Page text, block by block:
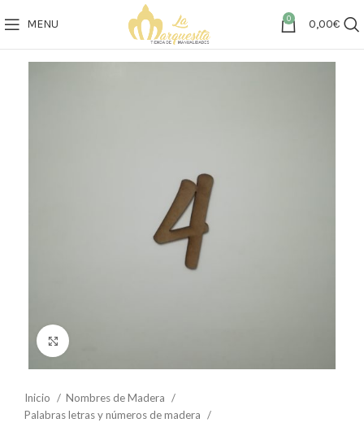
MENU 0 0,00€
Inicio
Nombres de Madera
Palabras letras y números de madera